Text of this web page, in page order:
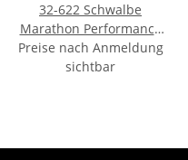
32-622 Schwalbe
Marathon Performance
Green Guard Schwarz -
E-25, Draht, Addix -
Preise nach Anmeldung
sichtbar